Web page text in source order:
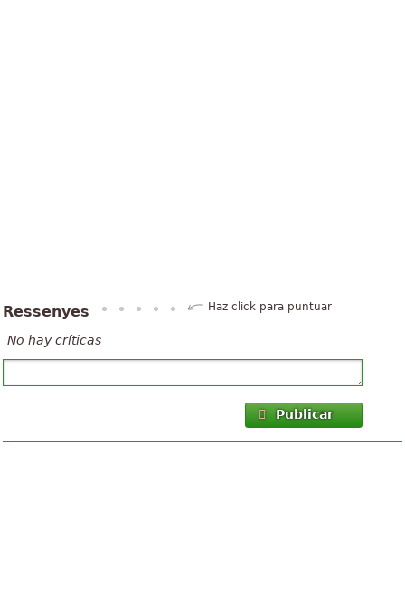
Ressenyes Haz click para puntuar
No hay críticas
Publicar